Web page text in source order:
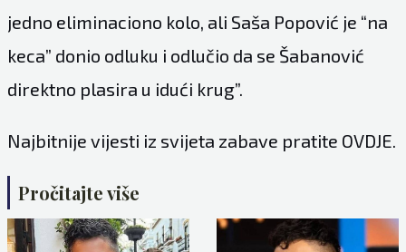
jedno eliminaciono kolo, ali Saša Popović je “na
keca” donio odluku i odlučio da se Šabanović
direktno plasira u idući krug”.
Najbitnije vijesti iz svijeta zabave pratite OVDJE.
Pročitajte više